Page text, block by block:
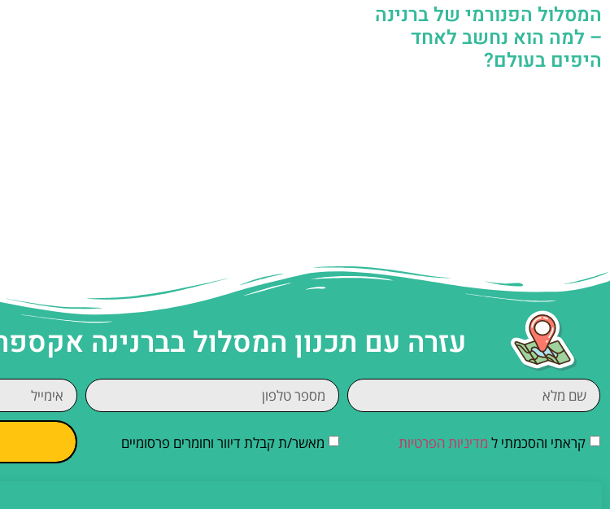
המסלול הפנורמי של ברנינה
– למה הוא נחשב לאחד
היפים בעולם?
עזרה עם תכנון המסלול בברנינה
קראתי והסכמתי ל מדיניות הפרטיות מאשר/ת קבלת דיוור וחומרים פרסומיים